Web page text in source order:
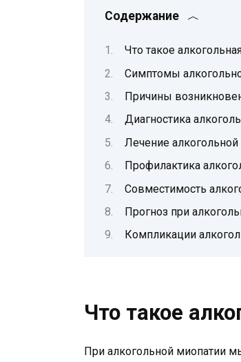
Содержание
Что такое
Симптомы
Причины
Диагностика
Лечение
Профилактика
Совместимость
Прогноз при
Компликации
Что такое
При алкогольной миопатии